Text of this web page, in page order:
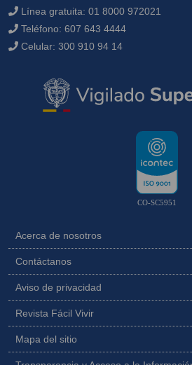
Línea gratuita: 01 8000 972021
Teléfono: 607 643 4444
Celular: 300 910 94 14
CO-SC5951
Acerca de nosotros
Contáctanos
Aviso de privacidad
Revista Fácil Vivir
Mapa del sitio